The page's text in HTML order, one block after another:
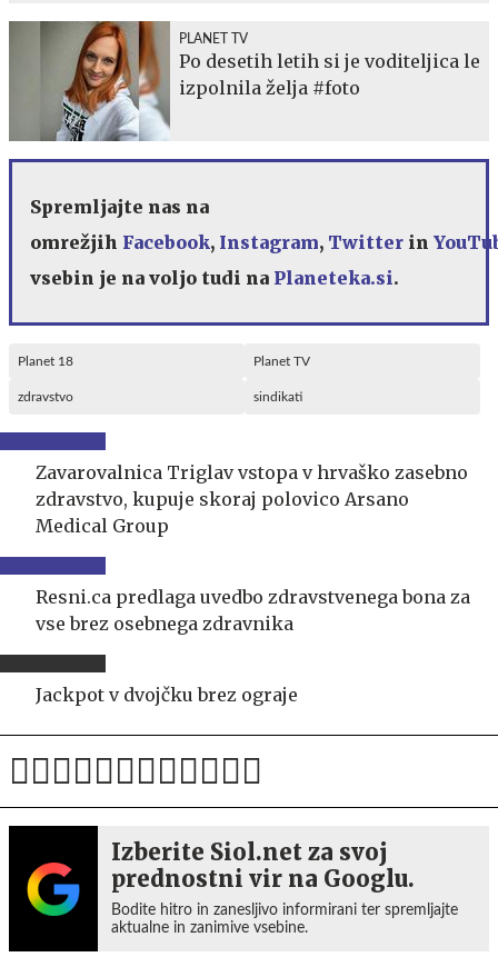
PLANET TV
Po desetih letih si je voditeljica le
izpolnila želja #foto
Spremljajte nas na
omrežjih Facebook, Instagram, Twitter in
vsebin je na voljo tudi na Planeteka.si.
Planet 18 Planet TV
zdravstvo sindikati
Zavarovalnica Triglav vstopa v hrvaško zasebno
zdravstvo, kupuje skoraj polovico Arsano
Medical Group
Resni.ca predlaga uvedbo zdravstvenega bona za
vse brez osebnega zdravnika
Jackpot v dvojčku brez ograje
Izberite Siol.net za svoj
prednostni vir na Googlu.
Bodite hitro in zanesljivo informirani ter spremljajte
aktualne in zanimive vsebine.